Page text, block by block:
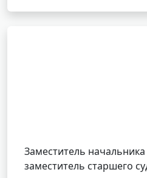
Заместитель
заместитель старшего